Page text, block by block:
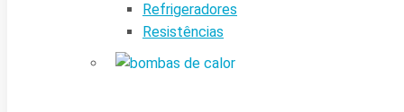
Refrigeradores
Resistências